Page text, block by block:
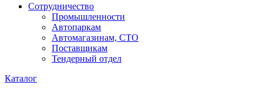
Сотрудничество
Промышленности
Автопаркам
Автомагазинам, СТО
Поставщикам
Тендерный отдел
Каталог